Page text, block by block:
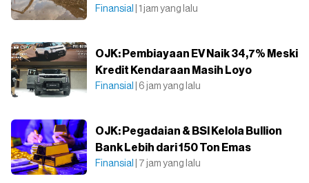
Finansial | 1 jam yang lalu
OJK: Pembiayaan EV Naik 34,7% Meski
Kredit Kendaraan Masih Loyo
Finansial | 6 jam yang lalu
OJK: Pegadaian & BSI Kelola Bullion
Bank Lebih dari 150 Ton Emas
Finansial | 7 jam yang lalu